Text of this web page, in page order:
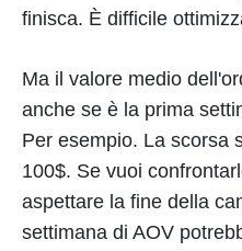
finisca. È difficile
Ma il valore medio
anche se è la prima
Per esempio. La scorsa
100$. Se vuoi
aspettare la fine della
settimana di AOV